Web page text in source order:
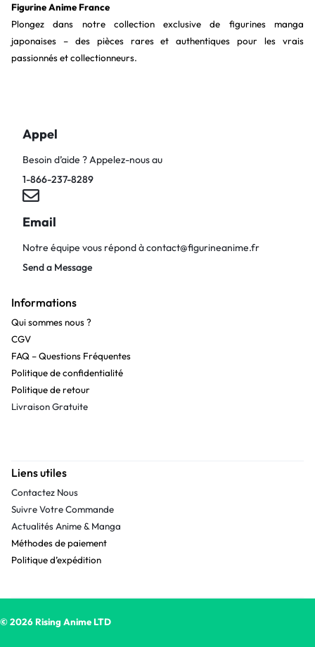
Figurine Anime France
Plongez dans notre collection exclusive de figurines manga
japonaises – des pièces rares et authentiques pour les vrais
passionnés et collectionneurs.
Appel
Besoin d’aide ? Appelez-nous au
1-866-237-8289
Email
Notre équipe vous répond àcontact@figurineanime.fr
Send a Message
Informations
Qui sommes nous ?
CGV
FAQ – Questions Fréquentes
Politique de confidentialité
Politique de retour
Livraison Gratuite
Liens utiles
Contactez Nous
Suivre Votre Commande
Actualités Anime & Manga
Méthodes de paiement
Politique d’expédition
© 2026 Rising Anime LTD